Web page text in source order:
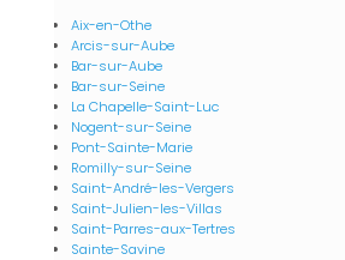
Aix-en-Othe
Arcis-sur-Aube
Bar-sur-Aube
Bar-sur-Seine
La Chapelle-Saint-Luc
Nogent-sur-Seine
Pont-Sainte-Marie
Romilly-sur-Seine
Saint-André-les-Vergers
Saint-Julien-les-Villas
Saint-Parres-aux-Tertres
Sainte-Savine